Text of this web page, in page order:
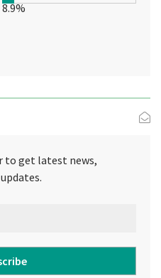
8.9%
to get latest news,